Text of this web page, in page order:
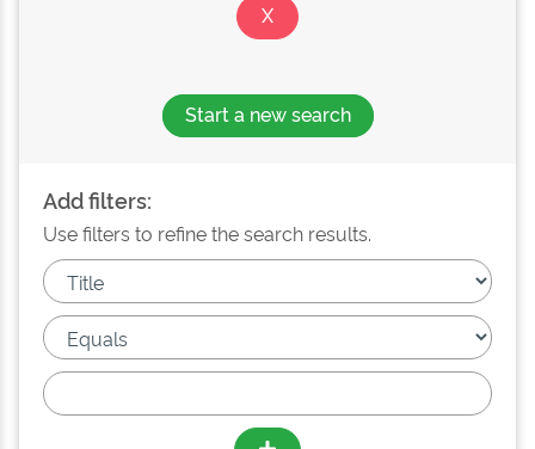
Start a new search
Add filters:
Use filters to refine the search results.